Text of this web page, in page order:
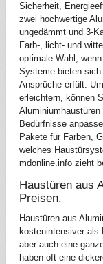
Sicherheit,
zwei hochwertige
ungedämmt und 3-
Farb-, licht- und
optimale Wahl,
Systeme bieten
Ansprüche erfült.
erleichtern, können
Bedürfnisse
Pakete für Farben,
welches
mdonline.info zieht
Haustüren aus
Preisen.
Haustüren aus
kostenintensiver als
aber auch eine
haben oft eine